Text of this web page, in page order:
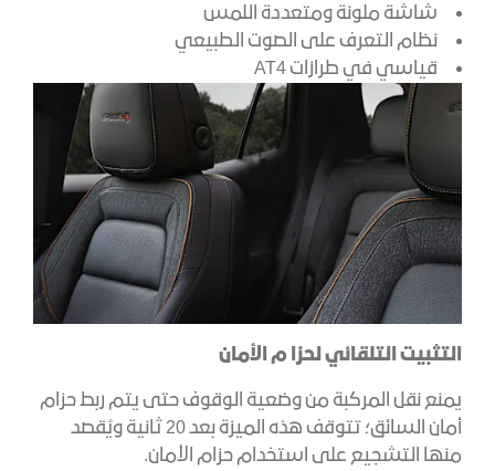
شاشة ملونة ومتعددة اللمس
نظام التعرف على الصوت الطبيعي
قياسي في طرازات AT4
التثبيت التلقائي لحزا م الأمان
يمنع نقل المركبة من وضعية الوقوف حتى يتم ربط حزام
أمان السائق؛ تتوقف هذه الميزة بعد 20 ثانية ويُقصد
منها التشجيع على استخدام حزام الأمان.